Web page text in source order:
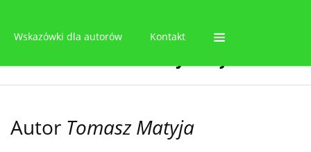
Wskazówki dla autorów Kontakt
Autor Tomasz Matyja